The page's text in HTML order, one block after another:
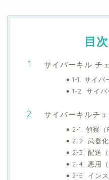
目次
サイバーキル チ
1-1. サイバ
1-2. サイ
サイバーキルチ
2-1. 偵察（
2-2. 武器
2-3. 配送
2-4. 悪用
2-5. イン